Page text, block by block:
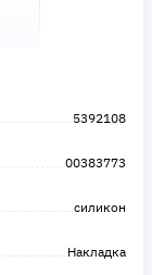
5392108
00383773
силикон
Накладка